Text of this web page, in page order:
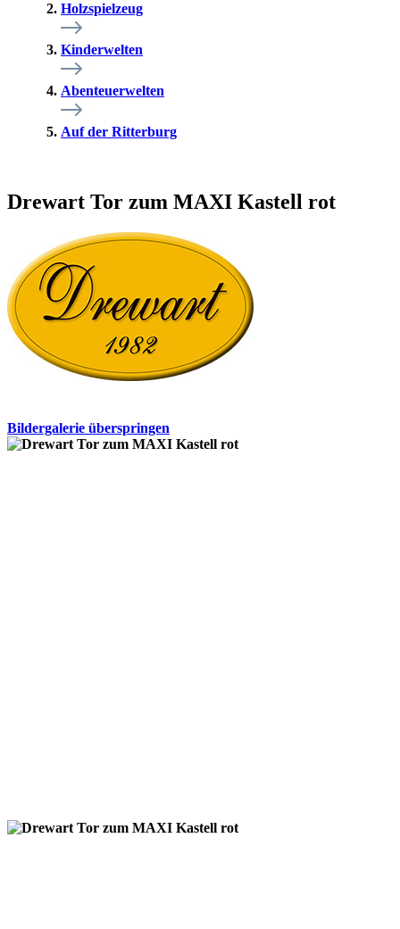
Holzspielzeug
Kinderwelten
Abenteuerwelten
Auf der Ritterburg
Drewart Tor zum MAXI Kastell rot
Bildergalerie überspringen